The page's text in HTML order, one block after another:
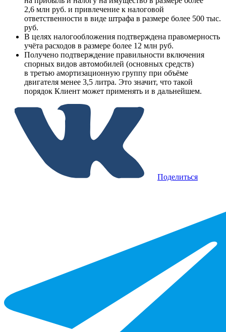
2,6 млн руб. и привлечение к налоговой
ответственности в виде штрафа в размере более 500 тыс.
руб.
В целях налогообложения подтверждена правомерность
учёта расходов в размере более 12 млн руб.
Получено подтверждение правильности включения
спорных видов автомобилей (основных средств)
в третью амортизационную группу при объёме
двигателя менее 3,5 литра. Это значит, что такой
порядок Клиент может применять и в дальнейшем.
Поделиться